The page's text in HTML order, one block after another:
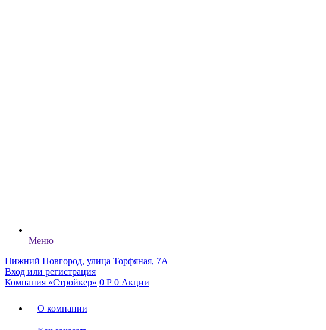
Меню
Нижний Новгород, улица Торфяная, 7А
Вход или регистрация
Компания «Стройкер» 0 Р 0 Акции
О компании